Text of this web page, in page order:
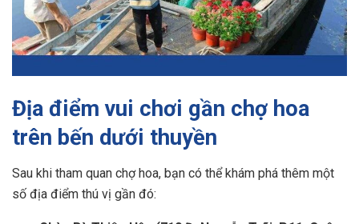
Địa điểm vui chơi gần chợ hoa
trên bến dưới thuyền
Sau khi tham quan chợ hoa, bạn có thể khám phá thêm một
số địa điểm thú vị gần đó: